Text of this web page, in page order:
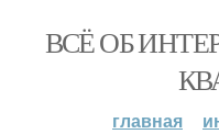
ВСЁ ОБ
главная